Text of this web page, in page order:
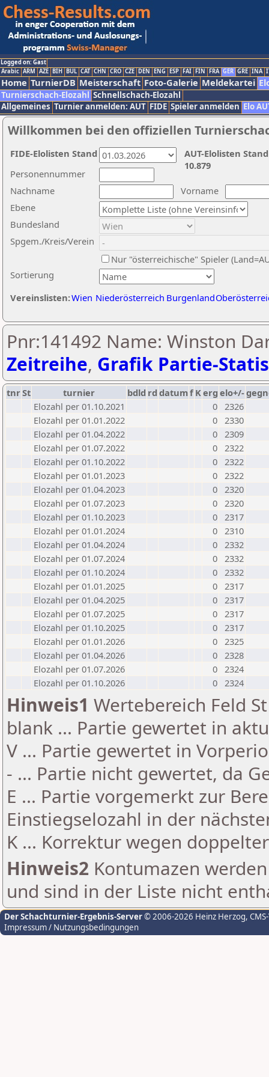
Logged on: Gast
Arabic ARM AZE BIH BUL CAT CHN CRO CZE DEN ENG ESP FAI FIN FRA GER GRE INA
Home TurnierDB Meisterschaft Foto-Galerie Meldekartei
Turnierschach-Elozahl Schnellschach-Elozahl
Allgemeines Turnier anmelden: AUT FIDE Spieler anmelden Elo
Willkommen bei den offiziellen
Nachname
Vorname
Ebene
Sortierung
Personennummer
Bundesland
Spgem./Kreis/Verein
Nur "österreichische" Spieler
Vereinslisten:Wien Niederösterreich Burgenland
AUT-Elolisten
10.879
FIDE-Elolisten Stand
Pnr:141492 Name: Winston
Zeitreihe, Grafik Partie-
tnrSt turnier bdld rd datumf Kerg elo+/-
Elozahl per 01.10.2021
0 2326
Elozahl per 01.01.2022
0 2330
Elozahl per 01.04.2022
0 2309
Elozahl per 01.07.2022
0 2322
Elozahl per 01.10.2022
0 2322
Elozahl per 01.01.2023
0 2322
Elozahl per 01.04.2023
0 2320
Elozahl per 01.07.2023
0 2320
Elozahl per 01.10.2023
0 2317
Elozahl per 01.01.2024
0 2310
Elozahl per 01.04.2024
0 2332
Elozahl per 01.07.2024
0 2332
Elozahl per 01.10.2024
0 2332
Elozahl per 01.01.2025
0 2317
Elozahl per 01.04.2025
0 2317
Elozahl per 01.07.2025
0 2317
Elozahl per 01.10.2025
0 2317
Elozahl per 01.01.2026
0 2325
Elozahl per 01.04.2026
0 2328
Elozahl per 01.07.2026
0 2324
Elozahl per 01.10.2026
0 2324
Hinweis1 Wertebereich Feld
blank ... Partie gewertet in
V ... Partie gewertet in
- ... Partie nicht gewertet, da
E ... Partie vorgemerkt zur
Einstiegselozahl in der
K ... Korrektur wegen
Hinweis2 Kontumazen
und sind in der Liste nicht
Der Schachturnier-Ergebnis-Server© 2006-2026 Heinz Herzog,
Impressum / Nutzungsbedingungen